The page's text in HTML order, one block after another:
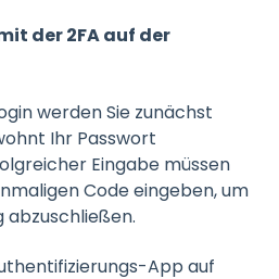
der 2FA auf der
werden Sie zunächst
Ihr Passwort
Eingabe müssen
Code eingeben, um
App auf